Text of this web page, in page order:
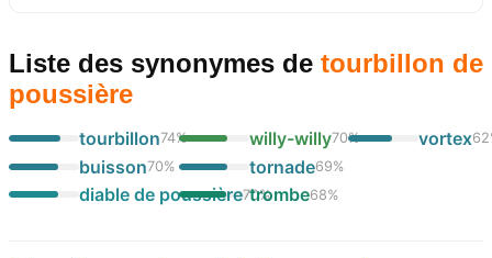
Liste des synonymes de tourbillon de
poussière
tourbillon74%
buisson70%
diable de poussière70%
willy-willy70%
tornade69%
trombe68%
vortex62